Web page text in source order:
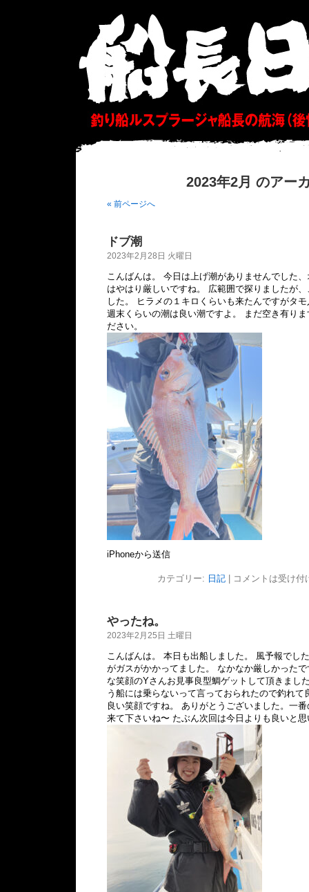
2023年2月 のアー
« 前ページへ
ドブ潮
2023年2月28日 火曜日
こんばんは。 今日は上げ潮がありませんでした
はやはり厳しいですね。 広範囲で探りましたが
した。 ヒラメの１キロくらいも来たんですがタ
週末くらいの潮は良い潮ですよ。 まだ空き有り
ださい。
iPhoneから送信
カテゴリー: 日記| コメントは受け付
やったね。
2023年2月25日 土曜日
こんばんは。 本日も出船しました。 風予報でし
がガスがかかってました。 なかなか厳しかった
な笑顔のYさんお見事良型鯛ゲットして頂きまし
う船には乗らないって言っておられたので釣れて
良い笑顔ですね。 ありがとうございました。一
来て下さいね〜 たぶん次回は今日よりも良いと